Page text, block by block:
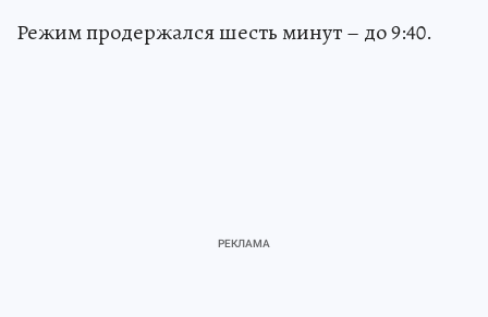
Режим продержался шесть минут – до 9:40.